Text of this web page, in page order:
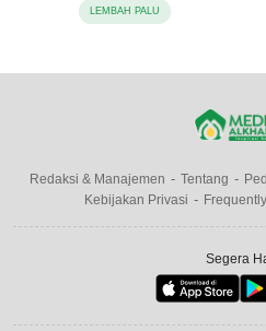
LEMBAH PALU
Redaksi & Manajemen Tentang
Kebijakan Privasi
Segera